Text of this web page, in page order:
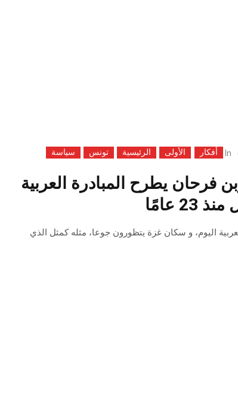
In أفكار الأولى الرئيسية تونس سياسة
فرحان يطرح المبادرة العربية
عامًا
اليوم، و سكان غزة يتظورون جوعا، مثله كمثل الذي